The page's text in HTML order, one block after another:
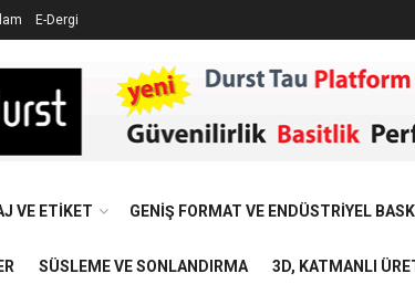
E-Dergi
VE ETIKET GENIŞ FORMAT VE ENDÜSTRIYEL BASKI
SÜSLEME VE SONLANDIRMA 3D, KATMANLI